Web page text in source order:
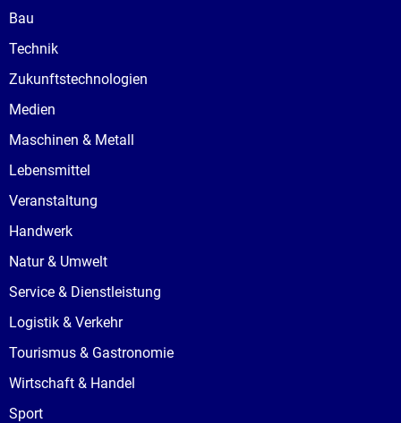
Bau
Technik
Zukunftstechnologien
Medien
Maschinen & Metall
Lebensmittel
Veranstaltung
Handwerk
Natur & Umwelt
Service & Dienstleistung
Logistik & Verkehr
Tourismus & Gastronomie
Wirtschaft & Handel
Sport